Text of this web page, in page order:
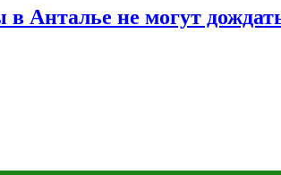
Анталье не могут